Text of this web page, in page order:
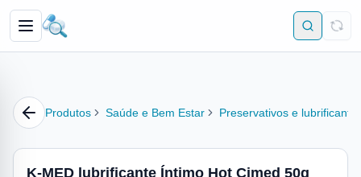
Produtos Saúde e Bem Estar Preservativos e
K-MED lubrificante Íntimo Hot Cimed 50g